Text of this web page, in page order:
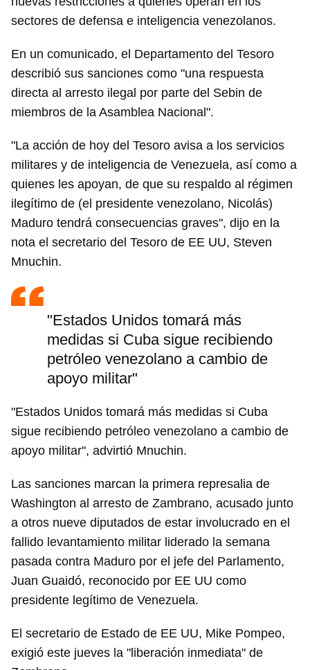
sectores de defensa e inteligencia venezolanos.
En un comunicado, el Departamento del Tesoro
describió sus sanciones como "una respuesta
directa al arresto ilegal por parte del Sebin de
miembros de la Asamblea Nacional".
"La acción de hoy del Tesoro avisa a los servicios
militares y de inteligencia de Venezuela, así como a
quienes les apoyan, de que su respaldo al régimen
ilegítimo de (el presidente venezolano, Nicolás)
Maduro tendrá consecuencias graves", dijo en la
nota el secretario del Tesoro de EE UU, Steven
Mnuchin.
"Estados Unidos tomará más
medidas si Cuba sigue recibiendo
petróleo venezolano a cambio de
apoyo militar"
"Estados Unidos tomará más medidas si Cuba
sigue recibiendo petróleo venezolano a cambio de
apoyo militar", advirtió Mnuchin.
Las sanciones marcan la primera represalia de
Washington al arresto de Zambrano, acusado junto
a otros nueve diputados de estar involucrado en el
fallido levantamiento militar liderado la semana
pasada contra Maduro por el jefe del Parlamento,
Juan Guaidó, reconocido por EE UU como
presidente legítimo de Venezuela.
El secretario de Estado de EE UU, Mike Pompeo,
exigió este jueves la "liberación inmediata" de